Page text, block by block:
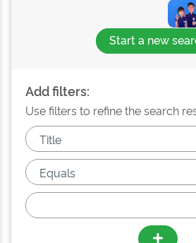
Start a new
Add filters:
Use filters to refine the search